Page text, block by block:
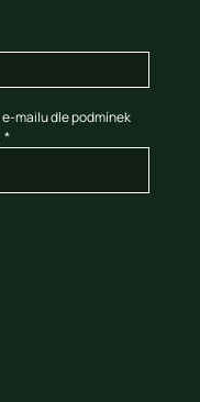
Odkliknutím souhlasíte se zasláním e-mailu dle podmínek
*